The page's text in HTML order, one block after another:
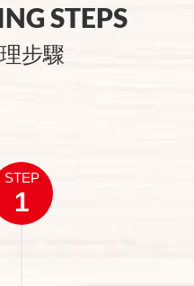
STEPS
步驟
STEP
1